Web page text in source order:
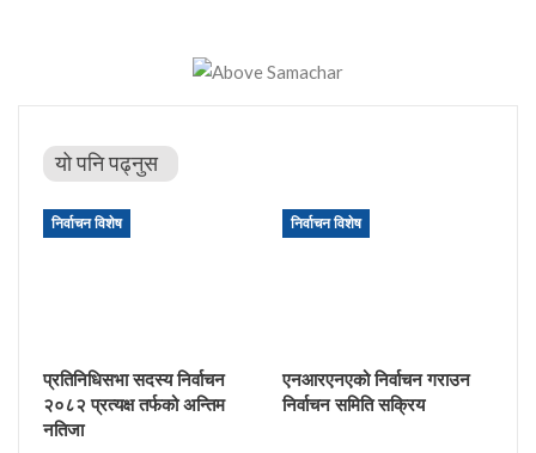
यो पनि पढ्नुस
निर्वाचन विशेष
प्रतिनिधिसभा सदस्य निर्वाचन
२०८२ प्रत्यक्ष तर्फको अन्तिम
नतिजा
निर्वाचन विशेष
एनआरएनएको निर्वाचन गराउन
निर्वाचन समिति सक्रिय